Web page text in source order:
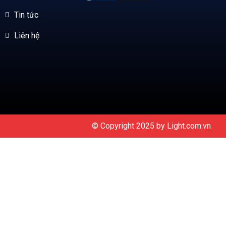
Tin tức
Liên hệ
© Copyright 2025 by Light.com.vn